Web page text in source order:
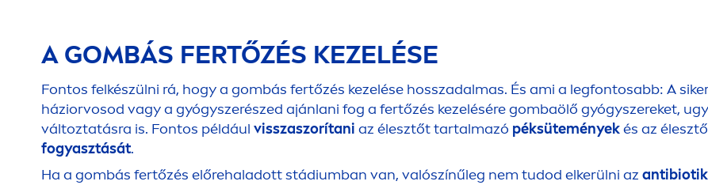
A GOMBÁS FERTŐZÉS KEZELÉSE
Fontos felkészülni rá, hogy a gombás fertőzés kezelése hosszadalmas. És ami a legfontosabb: A
háziorvosod vagy a gyógyszerészed ajánlani fog a fertőzés kezelésére gombaölő gyógyszereket,
változtatásra is. Fontos például visszaszorítani az élesztőt tartalmazó péksüteményekés az
fogyasztását.
Ha a gombás fertőzés előrehaladott stádiumban van, valószínűleg nem tudod elkerülni az